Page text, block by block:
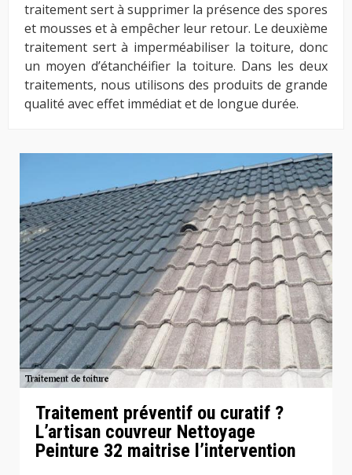
traitement sert à supprimer la présence des spores
et mousses et à empêcher leur retour. Le deuxième
traitement sert à imperméabiliser la toiture, donc
un moyen d’étanchéifier la toiture. Dans les deux
traitements, nous utilisons des produits de grande
qualité avec effet immédiat et de longue durée.
Traitement préventif ou curatif ?
L’artisan couvreur Nettoyage
Peinture 32 maitrise l’intervention